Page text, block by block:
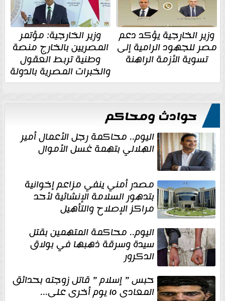
وزير الخارجية يؤكد دعم
مصر للجهود الرامية إلى
تسوية الأزمة الراهنة
وزير الخارجية: مؤتمر
المصريين بالخارج منصة
وطنية تربط العقول
والخبرات المصرية بالدولة
حوادث ومحاكم
اليوم.. محاكمة رجل الأعمال أمير
الهلالي بتهمة غسل الأموال
مصدر أمني ينفي مزاعم إخوانية
بتدهور السلامة الإنشائية لأحد
مراكز الإصلاح والتأهيل
اليوم.. محاكمة المتهمين بقتل
سيدة وسرقة ذهبها في بولاق
الدكرور
حبس ” إسلام ” قاتل زوجته بحدائق
المعادى ١٥ يوم أخرى على...